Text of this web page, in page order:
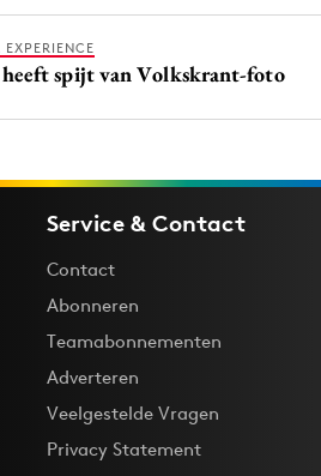
EXPERIENCE
spijt van Volkskrant-foto
Service & Contact
Contact
Abonneren
Teamabonnementen
Adverteren
Veelgestelde Vragen
Privacy Statement